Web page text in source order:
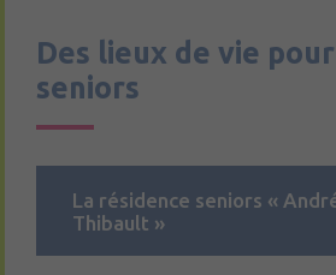
Des lieux de vie
seniors
La résidence seniors «
Thibault »